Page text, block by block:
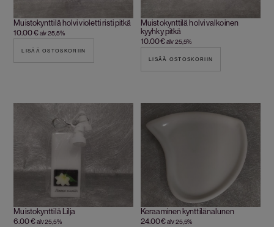
Muistokynttilä holvi violetti risti pitkä
10.00€alv 25,5%
LISÄÄ OSTOSKORIIN
Muistokynttilä holvi valkoinen
kyyhky pitkä
10.00€alv 25,5%
LISÄÄ OSTOSKORIIN
Muistokynttilä Lilja
6.00€alv 25,5%
Keraaminen kynttilänalunen
24.00€alv 25,5%